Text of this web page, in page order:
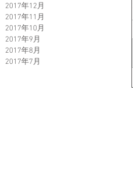
2017年12月
2017年11月
2017年10月
2017年9月
2017年8月
2017年7月